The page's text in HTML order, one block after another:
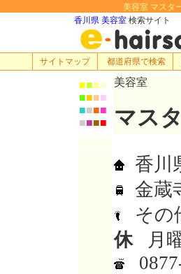
美容室 マスタ
香川県 美容室 検索サイト
サイトマップ 都道府県で検索
■■■■
■■■■
■■■■
■■■■
美容室
マス
香川
金蔵
その
休月